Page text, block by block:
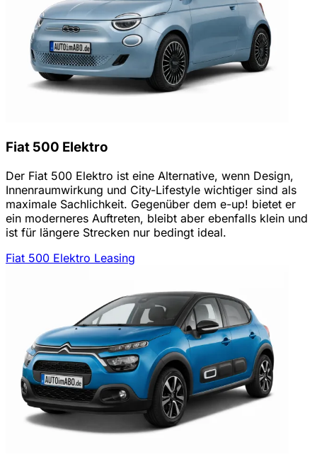
Fiat 500 Elektro
Der Fiat 500 Elektro ist eine Alternative, wenn Design,
Innenraumwirkung und City-Lifestyle wichtiger sind als
maximale Sachlichkeit. Gegenüber dem e-up! bietet er
ein moderneres Auftreten, bleibt aber ebenfalls klein und
ist für längere Strecken nur bedingt ideal.
Fiat 500 Elektro Leasing